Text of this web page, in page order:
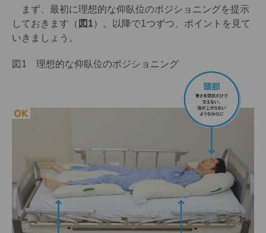
まず、最初に理想的な仰臥位のポジショニングを提示
しておきます（ 図1）。以降で1つずつ、ポイントを見て
いきましょう。
図1 理想的な仰臥位のポジショニング